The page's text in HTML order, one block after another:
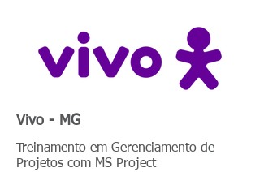
Vivo - MG
Treinamento em Gerenciamento de
Projetos com MS Project